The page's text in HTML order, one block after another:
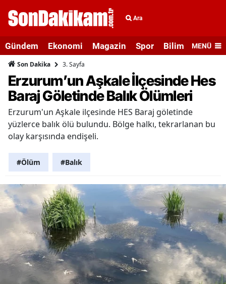
Ara
Gündem Ekonomi Magazin Spor Bilim veMENÜ
Son Dakika 3. Sayfa
Erzurum’un Aşkale İlçesinde Hes
Baraj Göletinde Balık Ölümleri
Erzurum'un Aşkale ilçesinde HES Baraj göletinde
yüzlerce balık ölü bulundu. Bölge halkı, tekrarlanan bu
olay karşısında endişeli.
#Ölüm #Balık